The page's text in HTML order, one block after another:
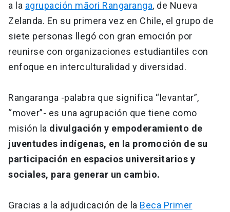
a la agrupación māori Rangaranga, de Nueva
Zelanda. En su primera vez en Chile, el grupo de
siete personas llegó con gran emoción por
reunirse con organizaciones estudiantiles con
enfoque en interculturalidad y diversidad.
Rangaranga -palabra que significa “levantar”,
“mover”- es una agrupación que tiene como
misión la divulgación y empoderamiento de
juventudes indígenas, en la promoción de su
participación en espacios universitarios y
sociales, para generar un cambio.
Gracias a la adjudicación de la Beca Primer